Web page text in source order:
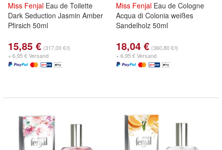
Miss Fenjal Eau de Toilette
Dark Seduction Jasmin Amber
Pfirsich 50ml
15,85 € (317,00 €/l)
+ 6,95 € Versand
Miss Fenjal Eau de Cologne
Acqua di Colonia weißes
Sandelholz 50ml
18,04 € (360,80 €/l)
+ 6,95 € Versand